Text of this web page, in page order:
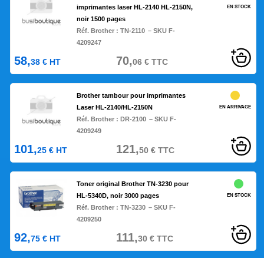
imprimantes laser HL-2140 HL-2150N,
noir 1500 pages
Réf. Brother :TN-2110 – SKU F-
4209247
EN STOCK
58,38 € HT 70,06€TTC
Brother tambour pour imprimantes
Laser HL-2140/HL-2150N
Réf. Brother :DR-2100 – SKU F-
4209249
EN ARRIVAGE
101,25 € HT 121,50€TTC
Toner original Brother TN-3230 pour
HL-5340D, noir 3000 pages
Réf. Brother :TN-3230 – SKU F-
4209250
EN STOCK
92,75 € HT 111,30€TTC